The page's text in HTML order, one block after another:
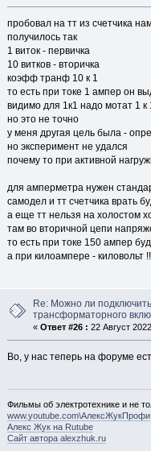
пробовал на тт из счетчика
получилось так
1 виток - первичка
10 витков - вторичка
коэфф транф 10 к 1
то есть при токе 1 ампер он
видимо для 1к1 надо мотат 1 к
но это не точно
у меня другая цель была -
но эксперимент не удался
почему то при активной
для амперметра нужен
самодел и тт счетчика врать
а еще тт нельзя на холостом
там во вторичной цепи
то есть при токе 150 ампер
а при килоампере - киловольт
Re: Можно ли подключить
трансформаторного
« Ответ #26 : 22 Август
Во, у нас теперь на форуме
Фильмы об электротехнике и не
www.youtube.com\АлексЖукПрофи
Алекс Жук на Rutube
Сайт автора alexzhuk.ru